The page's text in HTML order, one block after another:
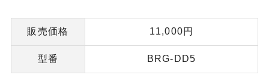
販売価格 11,000円
型番 BRG-DD5